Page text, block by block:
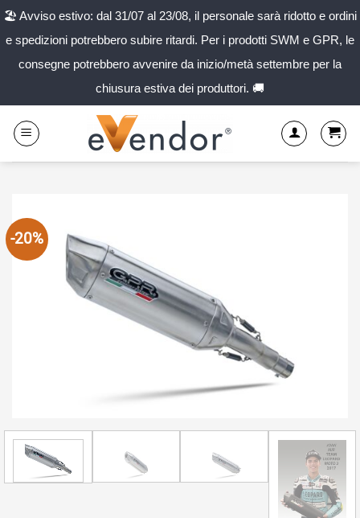
🏖️ Avviso estivo: dal 31/07 al 23/08, il personale sarà ridotto e ordini
e spedizioni potrebbero subire ritardi. Per i prodotti SWM e GPR, le
consegne potrebbero avvenire da inizio/metà settembre per la
chiusura estiva dei produttori. 🚚
-20%